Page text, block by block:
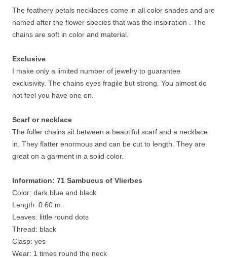
The feathery petals necklaces come in all color shades and are
named after the flower species that was the inspiration . The
chains are soft in color and material.
Exclusive
I make only a limited number of jewelry to guarantee
exclusivity. The chains eyes fragile but strong. You almost do
not feel you have one on.
Scarf or necklace
The fuller chains sit between a beautiful scarf and a necklace
in. They flatter enormous and can be cut to length. They are
great on a garment in a solid color.
Information: 71 Sambucus of Vlierbes
Color: dark blue and black
Length: 0.60 m.
Leaves: little round dots
Thread: black
Clasp: yes
Wear: 1 times round the neck